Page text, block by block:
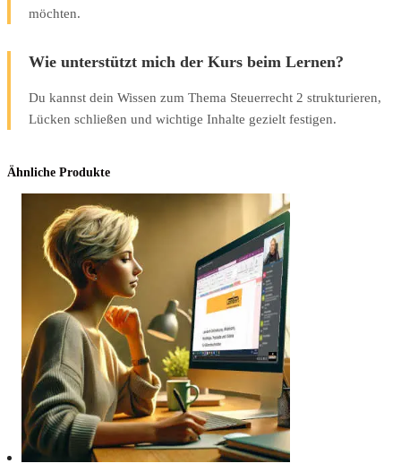
möchten.
Wie unterstützt mich der Kurs beim Lernen?
Du kannst dein Wissen zum Thema Steuerrecht 2 strukturieren,
Lücken schließen und wichtige Inhalte gezielt festigen.
Ähnliche Produkte